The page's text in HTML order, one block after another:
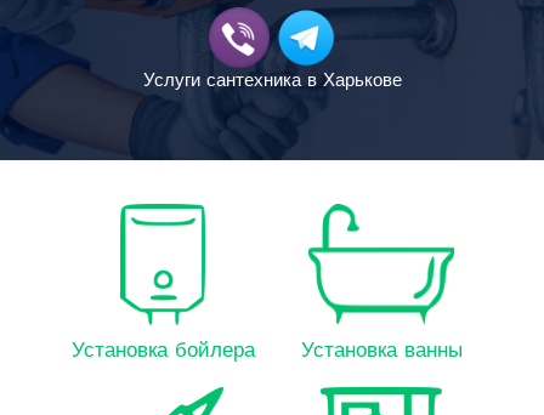
Услуги сантехника в Харькове
Установка бойлера Установка ванны